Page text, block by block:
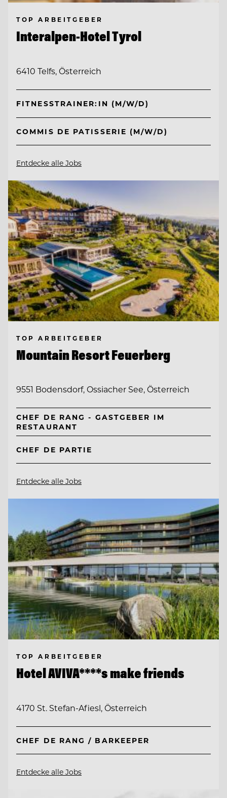
TOP ARBEITGEBER
Interalpen-Hotel Tyrol
6410 Telfs, Österreich
FITNESSTRAINER:IN (M/W/D)
COMMIS DE PATISSERIE (M/W/D)
Entdecke alle Jobs
TOP ARBEITGEBER
Mountain Resort Feuerberg
9551 Bodensdorf, Ossiacher See, Österreich
CHEF DE RANG - GASTGEBER IM
RESTAURANT
CHEF DE PARTIE
Entdecke alle Jobs
TOP ARBEITGEBER
Hotel AVIVA****s make friends
4170 St. Stefan-Afiesl, Österreich
CHEF DE RANG / BARKEEPER
Entdecke alle Jobs